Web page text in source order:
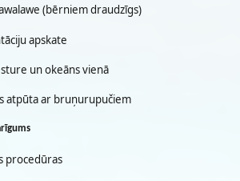
(bērniem draudzīgs)
apskate
un okeāns vienā
atpūta ar bruņurupučiem
procedūras